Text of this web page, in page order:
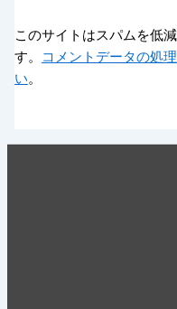
このサイトはスパムを低
す。
コメントデータの処
い。